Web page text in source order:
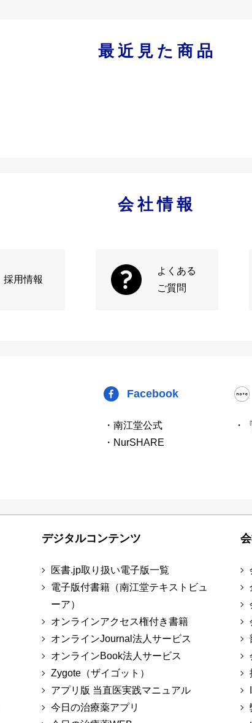
最近見た商品
会社情報
採用情報
よくある
ご質問
Facebook
・南江堂公式
・NurSHARE
・
デジタルコンテンツ
医書.jp取り扱い電子版一覧
電子版付書籍（南江堂テキストビュ
ーア）
オンラインアクセス権付き書籍
オンラインJournal法人サービス
オンラインBook法人サービス
Zygote（ザイゴット）
アプリ版 当直医実践マニュアル
今日の治療薬アプリ